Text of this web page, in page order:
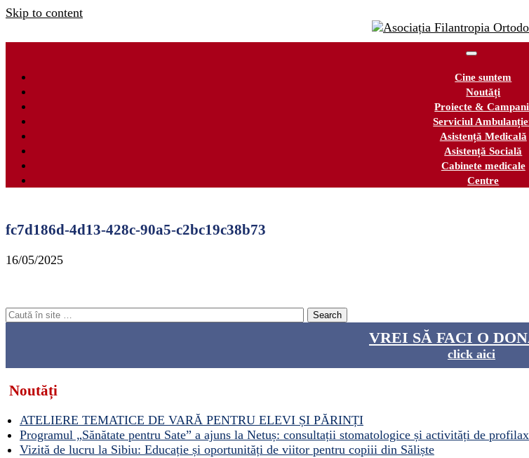
Skip to content
Cine suntem
Noutăți
Proiecte &
Serviciul
Asistență Medicală
Asistență Socială
Cabinete medicale
Centre
fc7d186d-4d13-428c-90a5-c2bc19c38b73
16/05/2025
VREI SĂ FACI O
click aici
Noutăți
ATELIERE TEMATICE DE VARĂ PENTRU ELEVI ȘI PĂRINȚI
Programul „Sănătate pentru Sate” a ajuns la Netuș: consultații stomatologice și activități de
Vizită de lucru la Sibiu: Educație și oportunități de viitor pentru copiii din Săliște